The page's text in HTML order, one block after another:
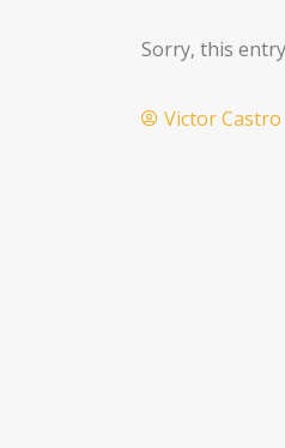
Sorry, this
Victor Castro